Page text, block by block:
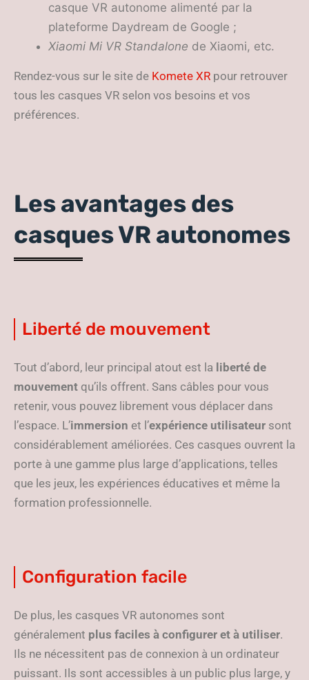
casque VR autonome alimenté par la
plateforme Daydream de Google ;
Xiaomi Mi VR Standalone de Xiaomi, etc.
Rendez-vous sur le site de Komete XR pour retrouver
tous les casques VR selon vos besoins et vos
préférences.
Les avantages des
casques VR autonomes
Liberté de mouvement
Tout d’abord, leur principal atout est la liberté de
mouvement qu’ils offrent. Sans câbles pour vous
retenir, vous pouvez librement vous déplacer dans
l’espace. L’immersion et l’expérience utilisateur sont
considérablement améliorées. Ces casques ouvrent la
porte à une gamme plus large d’applications, telles
que les jeux, les expériences éducatives et même la
formation professionnelle.
Configuration facile
De plus, les casques VR autonomes sont
généralement plus faciles à configurer et à utiliser.
Ils ne nécessitent pas de connexion à un ordinateur
puissant. Ils sont accessibles à un public plus large, y